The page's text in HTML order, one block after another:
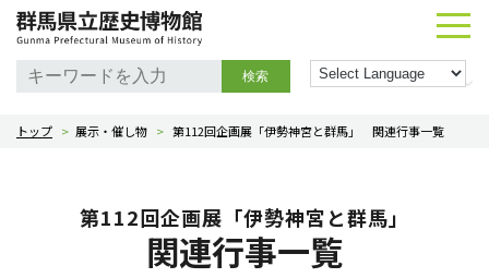
検索
トップ > 展示・催し物 > 第112回企画展「伊勢神宮と群馬」 関連行事一覧
第112回企画展「伊勢神宮と群馬」
関連行事一覧